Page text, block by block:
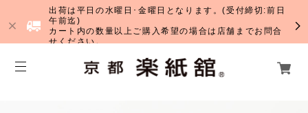
出荷は平日の水曜日･金曜日となります。(受付締切:前日
午前迄)
カート内の数量以上ご購入希望の場合は店舗までお問合
せください。